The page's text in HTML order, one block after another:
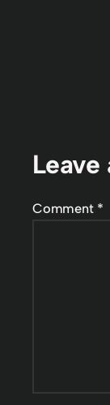
Leave
Comment *